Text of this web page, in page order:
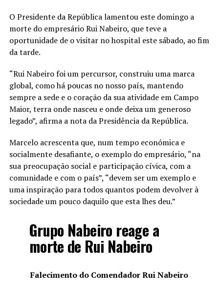
O Presidente da República lamentou este domingo a
morte do empresário Rui Nabeiro, que teve a
oportunidade de o visitar no hospital este sábado, ao fim
da tarde.
“Rui Nabeiro foi um percursor, construiu uma marca
global, como há poucas no nosso país, mantendo
sempre a sede e o coração da sua atividade em Campo
Maior, terra onde nasceu e onde deixa um generoso
legado”, afirma a nota da Presidência da República.
Marcelo acrescenta que, num tempo económica e
socialmente desafiante, o exemplo do empresário, “na
sua preocupação social e participação cívica, com a
comunidade e com o país”, “devem ser um exemplo e
uma inspiração para todos quantos podem devolver à
sociedade um pouco daquilo que esta lhes deu.”
Grupo Nabeiro reage a
morte de Rui Nabeiro
Falecimento do Comendador Rui Nabeiro